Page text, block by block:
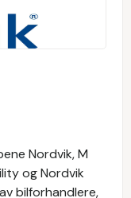
Nordvik, M
og Nordvik
bilforhandlere,